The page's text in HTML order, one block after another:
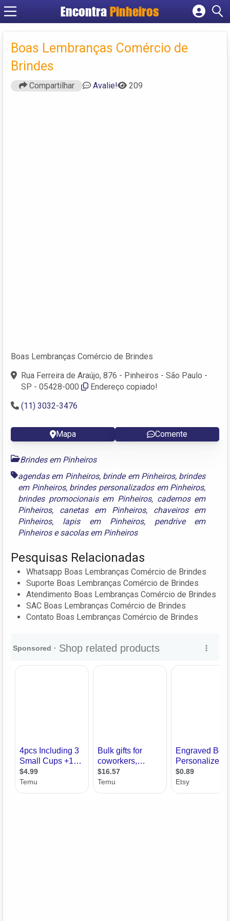
EncontraPinheiros
Cadastrar empresa
Criar conta
Boas Lembranças Comércio de
Brindes
Compartilhar Avalie! 209
Boas Lembranças Comércio de Brindes
Rua Ferreira de Araújo, 876 - Pinheiros - São Paulo -
SP - 05428-000
Endereço copiado!
(11) 3032-3476
Mapa Comente
Brindes em Pinheiros
agendas em Pinheiros, brinde em Pinheiros, brindes
em Pinheiros, brindes personalizados em Pinheiros,
brindes promocionais em Pinheiros, cadernos em
Pinheiros, canetas em Pinheiros, chaveiros em
Pinheiros, lapis em Pinheiros, pendrive em
Pinheirosesacolas em Pinheiros
Pesquisas Relacionadas
Whatsapp Boas Lembranças Comércio de Brindes
Suporte Boas Lembranças Comércio de Brindes
Atendimento Boas Lembranças Comércio de Brindes
SAC Boas Lembranças Comércio de Brindes
Contato Boas Lembranças Comércio de Brindes